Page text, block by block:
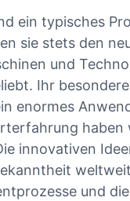
ein typisches
sie stets den
und
Ihr
enormes
haben
innovativen
und